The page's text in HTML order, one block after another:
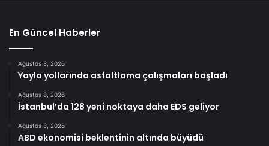
En Güncel Haberler
Ağustos 8, 2026
Yayla yollarında asfaltlama çalışmaları başladı
Ağustos 8, 2026
İstanbul’da 128 yeni noktaya daha EDS geliyor
Ağustos 8, 2026
ABD ekonomisi beklentinin altında büyüdü